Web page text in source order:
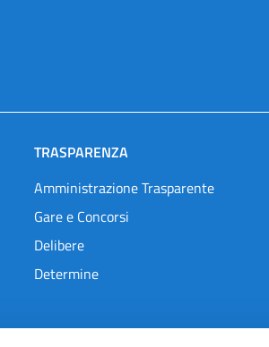
TRASPARENZA
Amministrazione Trasparente
Gare e Concorsi
Delibere
Determine